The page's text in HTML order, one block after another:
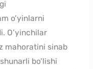
o’yinlarni
O’yinchilar
mahoratini sinab
bo’lishi